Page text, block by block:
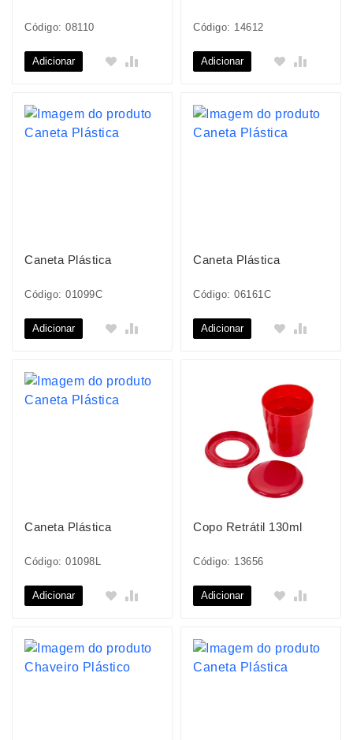
Código: 08110
Adicionar
Código: 14612
Adicionar
Caneta Plástica
Código: 01099C
Adicionar
Caneta Plástica
Código: 06161C
Adicionar
Caneta Plástica
Código: 01098L
Adicionar
Copo Retrátil 130ml
Código: 13656
Adicionar